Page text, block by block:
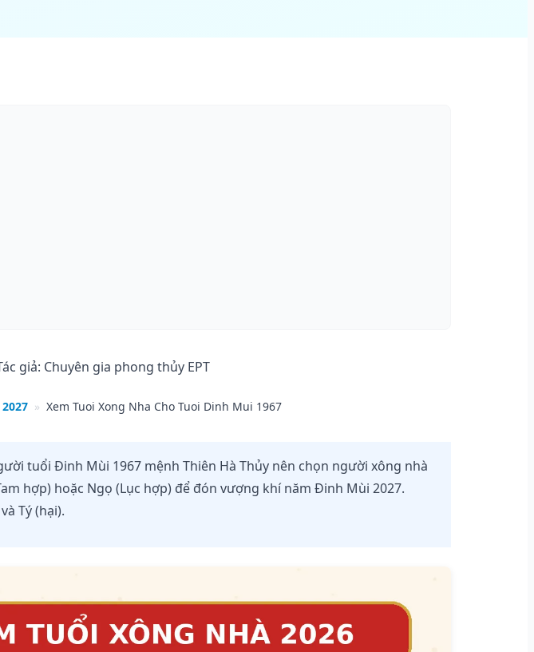
giả: Chuyên gia phong thủy EPT
» Xem Tuoi Xong Nha Cho Tuoi Dinh Mui 1967
tuổi Đinh Mùi 1967 mệnh Thiên Hà Thủy nên chọn người xông nhà
hợp) hoặc Ngọ (Lục hợp) để đón vượng khí năm Đinh Mùi 2027.
Tý (hại).